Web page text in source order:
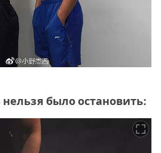
было остановить: